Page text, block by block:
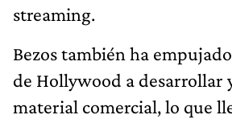
streaming.
Bezos también ha
de Hollywood a desarrollar
material comercial, lo que